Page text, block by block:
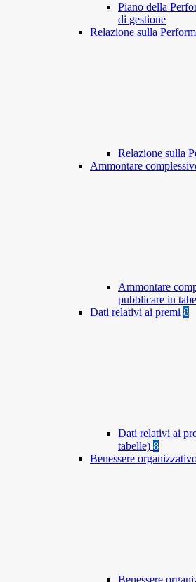
Piano della
di gestione
Relazione sulla
Relazione sulla
Ammontare
Ammontare
pubblicare in
Dati relativi ai premi 8
Dati relativi ai
tabelle) 8
Benessere